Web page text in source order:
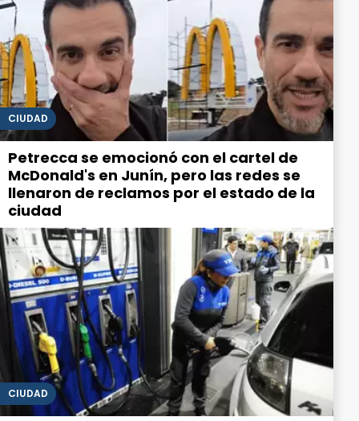
CIUDAD
Petrecca se emocionó con el cartel de
McDonald's en Junín, pero las redes se
llenaron de reclamos por el estado de la
ciudad
CIUDAD